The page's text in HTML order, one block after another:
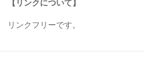
【リンクについて】
リンクフリーです。